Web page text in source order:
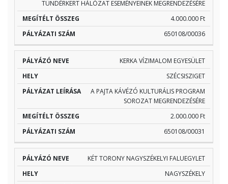
TÜNDÉRKERT HÁLÓZAT ESEMÉNYEINEK MEGRENDEZÉSÉRE
4.000.000 Ft
650108/00036
KERKA VÍZIMALOM EGYESÜLET
SZÉCSISZIGET
A PAJTA KÁVÉZÓ KULTURÁLIS PROGRAM
SOROZAT MEGRENDEZÉSÉRE
2.000.000 Ft
650108/00031
KÉT TORONY NAGYSZÉKELYI FALUEGYLET
NAGYSZÉKELY